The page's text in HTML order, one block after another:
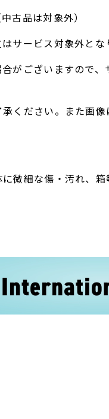
古品は対象外）
ービス対象外とな
がございますので
ください。また画
微細な傷・汚れ、